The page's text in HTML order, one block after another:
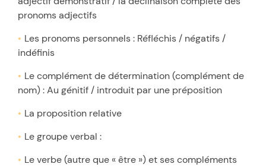
pronoms adjectifs
Les pronoms personnels : Réfléchis / négatifs /
indéfinis
Le complément de détermination (complément de
nom) : Au génitif / introduit par une préposition
La proposition relative
Le groupe verbal :
Le verbe (autre que « être ») et ses compléments